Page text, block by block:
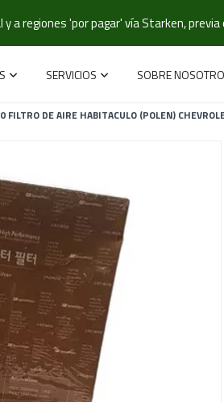
a regiones 'por pagar' vía Starken, previa
SERVICIOS SOBRE
DE AIRE HABITACULO (POLEN)